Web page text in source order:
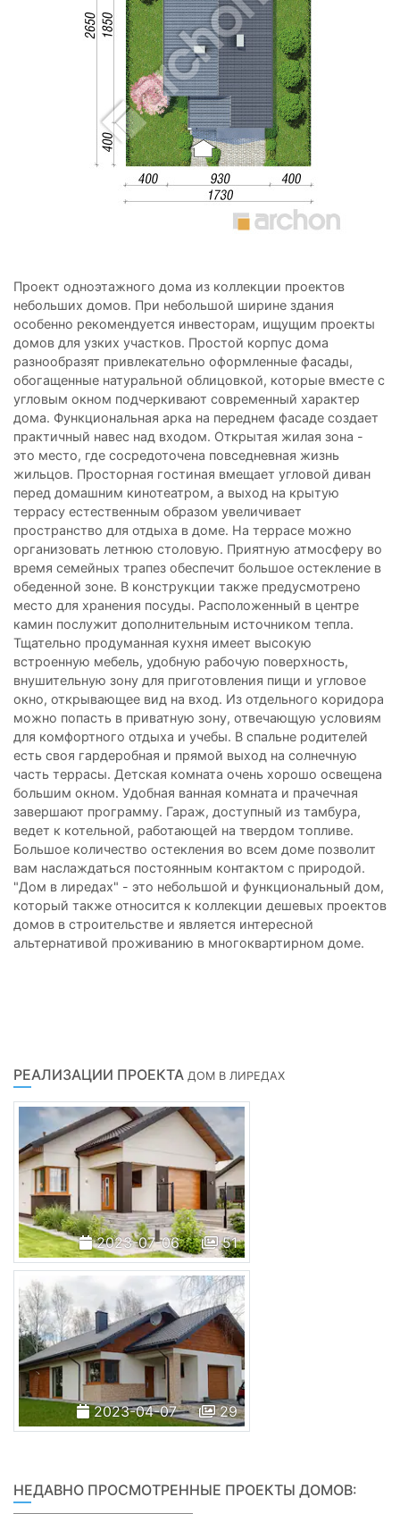
Проект одноэтажного дома из коллекции проектов
небольших домов. При небольшой ширине здания
особенно рекомендуется инвесторам, ищущим проекты
домов для узких участков. Простой корпус дома
разнообразят привлекательно оформленные фасады,
обогащенные натуральной облицовкой, которые вместе с
угловым окном подчеркивают современный характер
дома. Функциональная арка на переднем фасаде создает
практичный навес над входом. Открытая жилая зона -
это место, где сосредоточена повседневная жизнь
жильцов. Просторная гостиная вмещает угловой диван
перед домашним кинотеатром, а выход на крытую
террасу естественным образом увеличивает
пространство для отдыха в доме. На террасе можно
организовать летнюю столовую. Приятную атмосферу во
время семейных трапез обеспечит большое остекление в
обеденной зоне. В конструкции также предусмотрено
место для хранения посуды. Расположенный в центре
камин послужит дополнительным источником тепла.
Тщательно продуманная кухня имеет высокую
встроенную мебель, удобную рабочую поверхность,
внушительную зону для приготовления пищи и угловое
окно, открывающее вид на вход. Из отдельного коридора
можно попасть в приватную зону, отвечающую условиям
для комфортного отдыха и учебы. В спальне родителей
есть своя гардеробная и прямой выход на солнечную
часть террасы. Детская комната очень хорошо освещена
большим окном. Удобная ванная комната и прачечная
завершают программу. Гараж, доступный из тамбура,
ведет к котельной, работающей на твердом топливе.
Большое количество остекления во всем доме позволит
вам наслаждаться постоянным контактом с природой.
"Дом в лиредах" - это небольшой и функциональный дом,
который также относится к коллекции дешевых проектов
домов в строительстве и является интересной
альтернативой проживанию в многоквартирном доме.
РЕАЛИЗАЦИИ ПРОЕКТА ДОМ В ЛИРЕДАХ
2023-07-06 51
2023-04-07 29
НЕДАВНО ПРОСМОТРЕННЫЕ ПРОЕКТЫ ДОМОВ: